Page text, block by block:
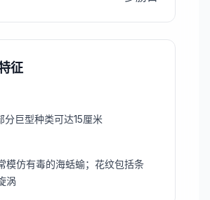
征
分巨型种类可达15厘米
模仿有毒的海蛞蝓；花纹包括条
涡